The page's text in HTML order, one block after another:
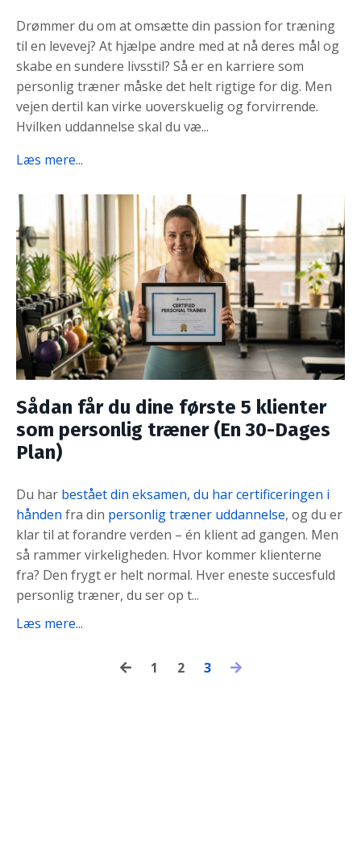
Drømmer du om at omsætte din passion for træning
til en levevej? At hjælpe andre med at nå deres mål og
skabe en sundere livsstil? Så er en karriere som
personlig træner måske det helt rigtige for dig. Men
vejen dertil kan virke uoverskuelig og forvirrende.
Hvilken uddannelse skal du væ...
Læs mere...
Sådan får du dine første 5 klienter
som personlig træner (En 30-Dages
Plan)
Du har bestået din eksamen, du har certificeringen i
hånden fra din personlig træner uddannelse, og du er
klar til at forandre verden – én klient ad gangen. Men
så rammer virkeligheden. Hvor kommer klienterne
fra? Den frygt er helt normal. Hver eneste succesfuld
personlig træner, du ser op t...
Læs mere...
1 2 3